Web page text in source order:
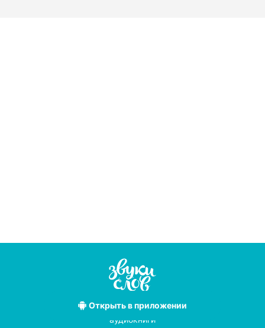
Открытьв приложении
Лучшие
аудиокниги